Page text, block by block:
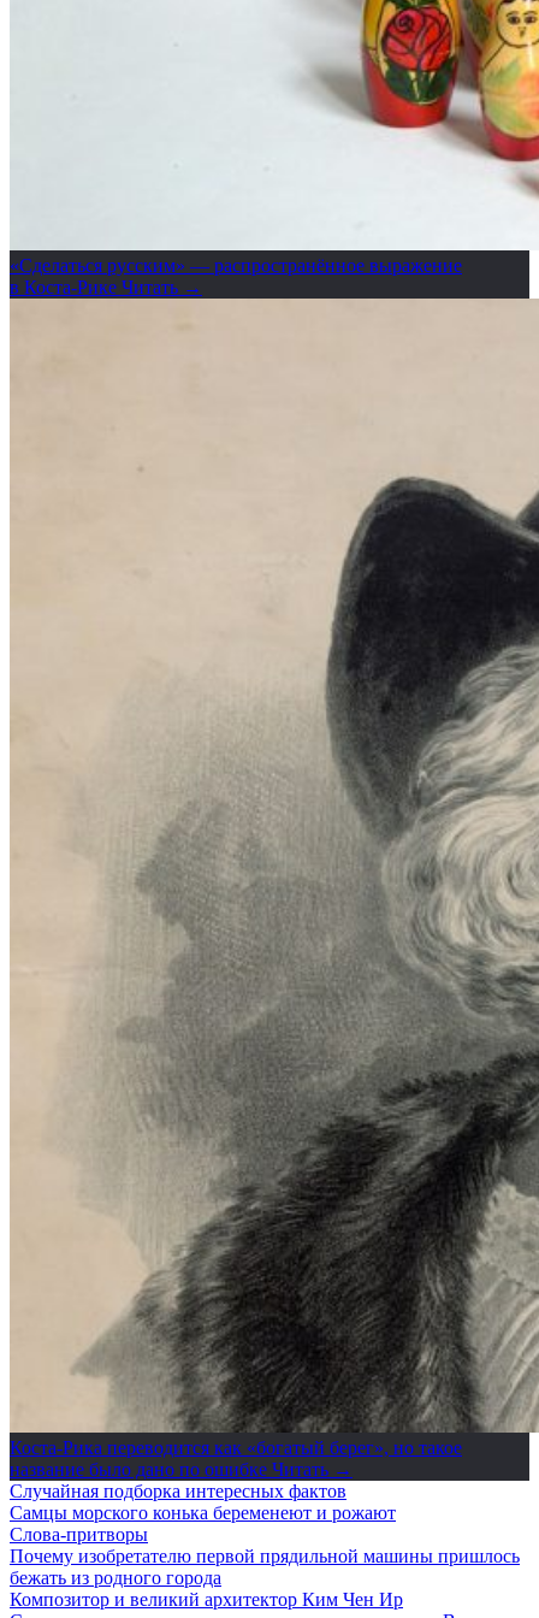
«Сделаться русским» — распространённое выражение
в Коста-Рике Читать →
Коста-Рика переводится как «богатый берег», но такое
название было дано по ошибке Читать →
Случайная подборка интересных фактов
Самцы морского конька беременеют и рожают
Слова-притворы
Почему изобретателю первой прядильной машины пришлось
бежать из родного города
Композитор и великий архитектор Ким Чен Ир